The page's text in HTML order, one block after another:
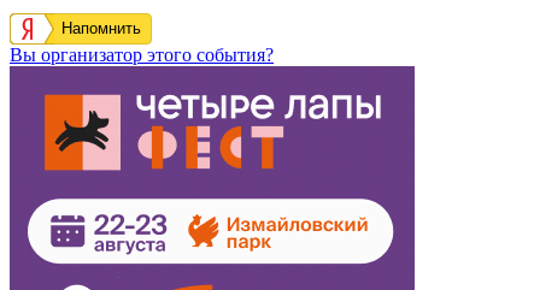
Напомнить
Вы организатор этого события?